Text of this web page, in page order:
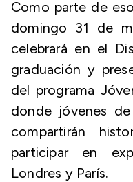
Como parte de
domingo 31 de
celebrará en el
graduación y
del programa
donde jóvenes de
compartirán
participar en
Londres y París.